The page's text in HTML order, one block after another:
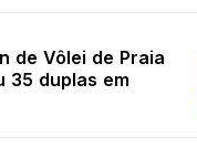
de Vôlei de Praia
35 duplas em